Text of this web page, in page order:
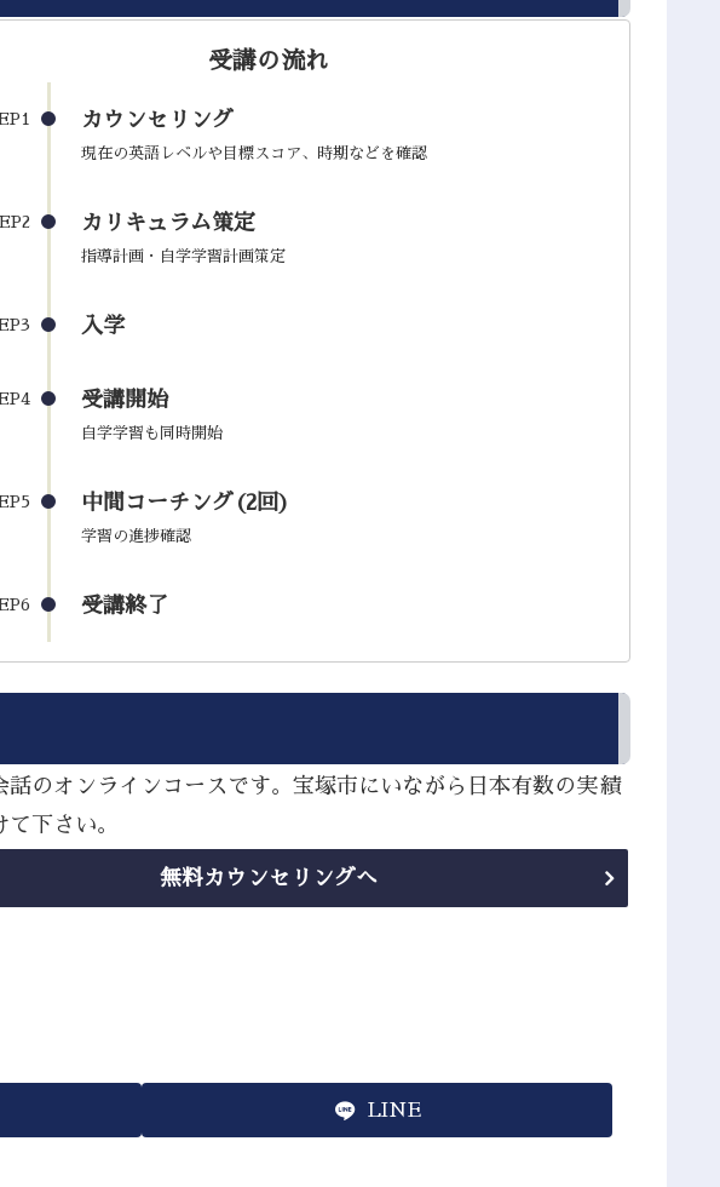
受講の流れ
カウンセリング
現在の英語レベルや目標スコア、時期などを確認
カリキュラム策定
指導計画・自学学習計画策定
入学
受講開始
自学学習も同時開始
中間コーチング(2回)
学習の進捗確認
受講終了
のオンラインコースです。宝塚市にいながら日本有数の実績
下さい。
無料カウンセリングへ
LINE